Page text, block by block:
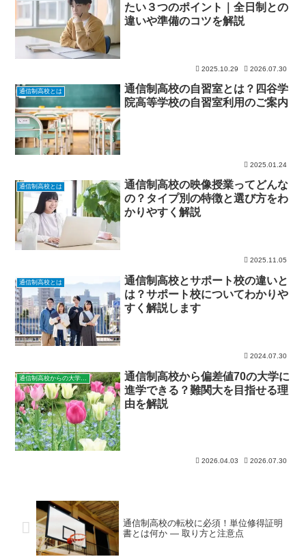
たい３つのポイント｜全日制との
違いや準備のコツを解説
2025.10.29 2026.07.30
通信制高校とは
通信制高校の自習室とは？四谷学
院高等学校の自習室利用のご案内
2025.01.24
通信制高校とは
通信制高校の映像授業ってどんな
の？タイプ別の特徴と選び方をわ
かりやすく解説
2025.11.05
通信制高校とは
通信制高校とサポート校の違いと
は？サポート校についてわかりや
すく解説します
2024.07.30
通信制高校から偏差値70の大学に
進学できる？難関大を目指せる理
由を解説
2026.04.03 2026.07.30
通信制高校の転校に必須！単位修得証明
書とは何か — 取り方と注意点